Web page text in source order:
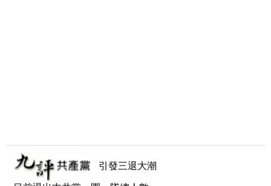
引發三退大潮